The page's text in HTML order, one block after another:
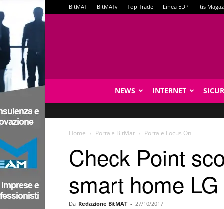
BitMAT BitMATv Top Trade Linea EDP Itis
NEWS INTERNET
Home Portale BitMat Portale Focus On
Check Point
smart home LG
Da Redazione BitMAT - 27/10/2017